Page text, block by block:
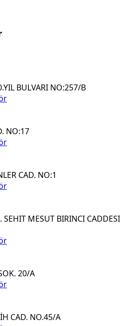
BULVARI NO:257/B
NO:17
CAD. NO:1
MESUT BIRINCI CADDESI
20/A
CAD. NO.45/A